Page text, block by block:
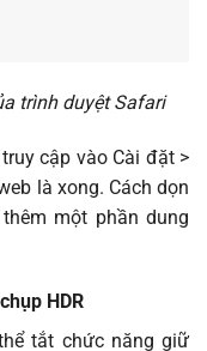
trình duyệt Safari
cập vào Cài đặt >
là xong. Cách dọn
một phần dung
HDR
tắt chức năng giữ